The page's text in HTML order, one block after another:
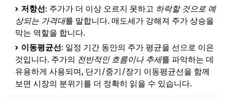
저항선: 주가가 더 이상 오르지 못하고 하락할 것으로 예
상되는 가격대를 말합니다. 매도세가 강해져 주가 상승을
막는 역할을 합니다.
이동평균선: 일정 기간 동안의 주가 평균을 선으로 이은
것입니다. 주가의 전반적인 흐름이나 추세를 파악하는 데
유용하게 사용되며, 단기/중기/장기 이동평균선을 함께
보면 시장의 분위기를 더 정확히 읽을 수 있습니다.